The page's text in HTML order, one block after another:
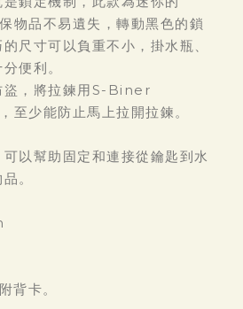
品不易遺失，轉動黑色的鎖
尺寸可以負重不小，掛水瓶、
便利。
盜，將拉鍊用S-Biner
少能防止馬上拉開拉鍊。
以幫助固定和連接從鑰匙到水
。
背卡。